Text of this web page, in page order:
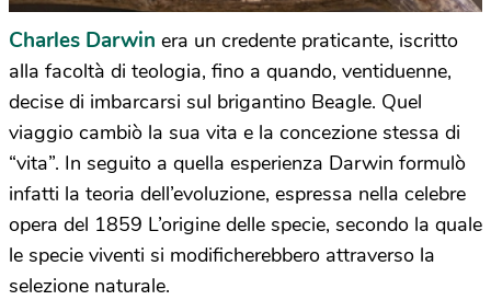
Charles Darwin era un credente praticante, iscritto
alla facoltà di teologia, fino a quando, ventiduenne,
decise di imbarcarsi sul brigantino Beagle. Quel
viaggio cambiò la sua vita e la concezione stessa di
“vita”. In seguito a quella esperienza Darwin formulò
infatti la teoria dell’evoluzione, espressa nella celebre
opera del 1859 L’origine delle specie, secondo la quale
le specie viventi si modificherebbero attraverso la
selezione naturale.